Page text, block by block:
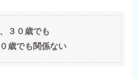
３０歳でも
歳でも関係ない